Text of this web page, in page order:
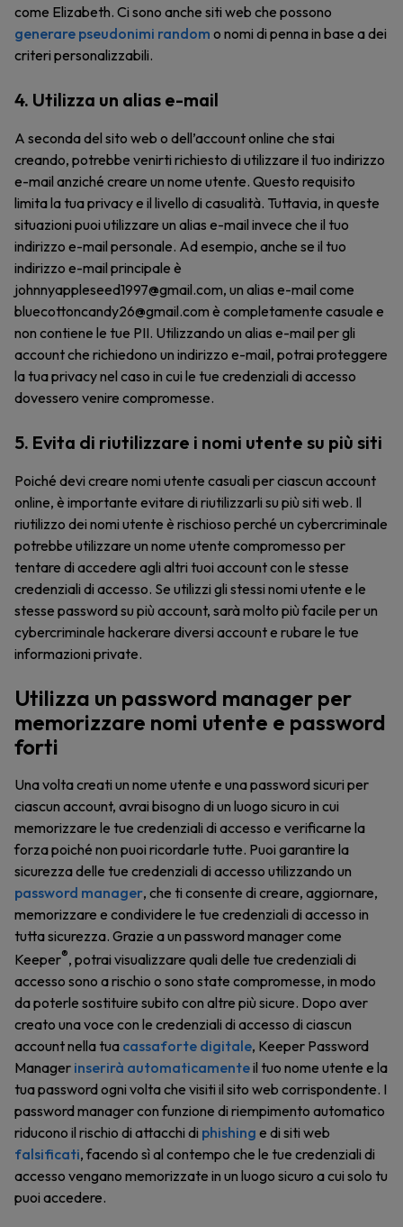
come Elizabeth. Ci sono anche siti web che possono
generare pseudonimi random o nomi di penna in base a dei
criteri personalizzabili.
4. Utilizza un alias e-mail
A seconda del sito web o dell’account online che stai
creando, potrebbe venirti richiesto di utilizzare il tuo indirizzo
e-mail anziché creare un nome utente. Questo requisito
limita la tua privacy e il livello di casualità. Tuttavia, in queste
situazioni puoi utilizzare un alias e-mail invece che il tuo
indirizzo e-mail personale. Ad esempio, anche se il tuo
indirizzo e-mail principale è
johnnyappleseed1997@gmail.com, un alias e-mail come
bluecottoncandy26@gmail.com è completamente casuale e
non contiene le tue PII. Utilizzando un alias e-mail per gli
account che richiedono un indirizzo e-mail, potrai proteggere
la tua privacy nel caso in cui le tue credenziali di accesso
dovessero venire compromesse.
5. Evita di riutilizzare i nomi utente su più siti
Poiché devi creare nomi utente casuali per ciascun account
online, è importante evitare di riutilizzarli su più siti web. Il
riutilizzo dei nomi utente è rischioso perché un cybercriminale
potrebbe utilizzare un nome utente compromesso per
tentare di accedere agli altri tuoi account con le stesse
credenziali di accesso. Se utilizzi gli stessi nomi utente e le
stesse password su più account, sarà molto più facile per un
cybercriminale hackerare diversi account e rubare le tue
informazioni private.
Utilizza un password manager per
memorizzare nomi utente e password
forti
Una volta creati un nome utente e una password sicuri per
ciascun account, avrai bisogno di un luogo sicuro in cui
memorizzare le tue credenziali di accesso e verificarne la
forza poiché non puoi ricordarle tutte. Puoi garantire la
sicurezza delle tue credenziali di accesso utilizzando un
password manager, che ti consente di creare, aggiornare,
memorizzare e condividere le tue credenziali di accesso in
tutta sicurezza. Grazie a un password manager come
Keeper®, potrai visualizzare quali delle tue credenziali di
accesso sono a rischio o sono state compromesse, in modo
da poterle sostituire subito con altre più sicure. Dopo aver
creato una voce con le credenziali di accesso di ciascun
account nella tua cassaforte digitale, Keeper Password
Manager inserirà automaticamenteil tuo nome utente e la
tua password ogni volta che visiti il sito web corrispondente. I
password manager con funzione di riempimento automatico
riducono il rischio di attacchi di phishing e di siti web
falsificati, facendo sì al contempo che le tue credenziali di
accesso vengano memorizzate in un luogo sicuro a cui solo tu
puoi accedere.